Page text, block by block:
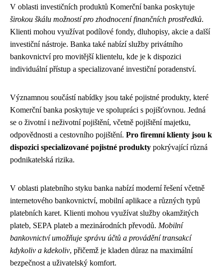
V oblasti investičních produktů Komerční banka poskytuje
širokou škálu možností pro zhodnocení finančních prostředků.
Klienti mohou využívat podílové fondy, dluhopisy, akcie a další
investiční nástroje. Banka také nabízí služby privátního
bankovnictví pro movitější klientelu, kde je k dispozici
individuální přístup a specializované investiční poradenství.
Významnou součástí nabídky jsou také pojistné produkty, které
Komerční banka poskytuje ve spolupráci s pojišťovnou. Jedná
se o životní i neživotní pojištění, včetně pojištění majetku,
odpovědnosti a cestovního pojištění. Pro firemní klienty jsou k
dispozici specializované pojistné produkty pokrývající různá
podnikatelská rizika.
V oblasti platebního styku banka nabízí moderní řešení včetně
internetového bankovnictví, mobilní aplikace a různých typů
platebních karet. Klienti mohou využívat služby okamžitých
plateb, SEPA plateb a mezinárodních převodů. Mobilní
bankovnictví umožňuje správu účtů a provádění transakcí
kdykoliv a kdekoliv, přičemž je kladen důraz na maximální
bezpečnost a uživatelský komfort.